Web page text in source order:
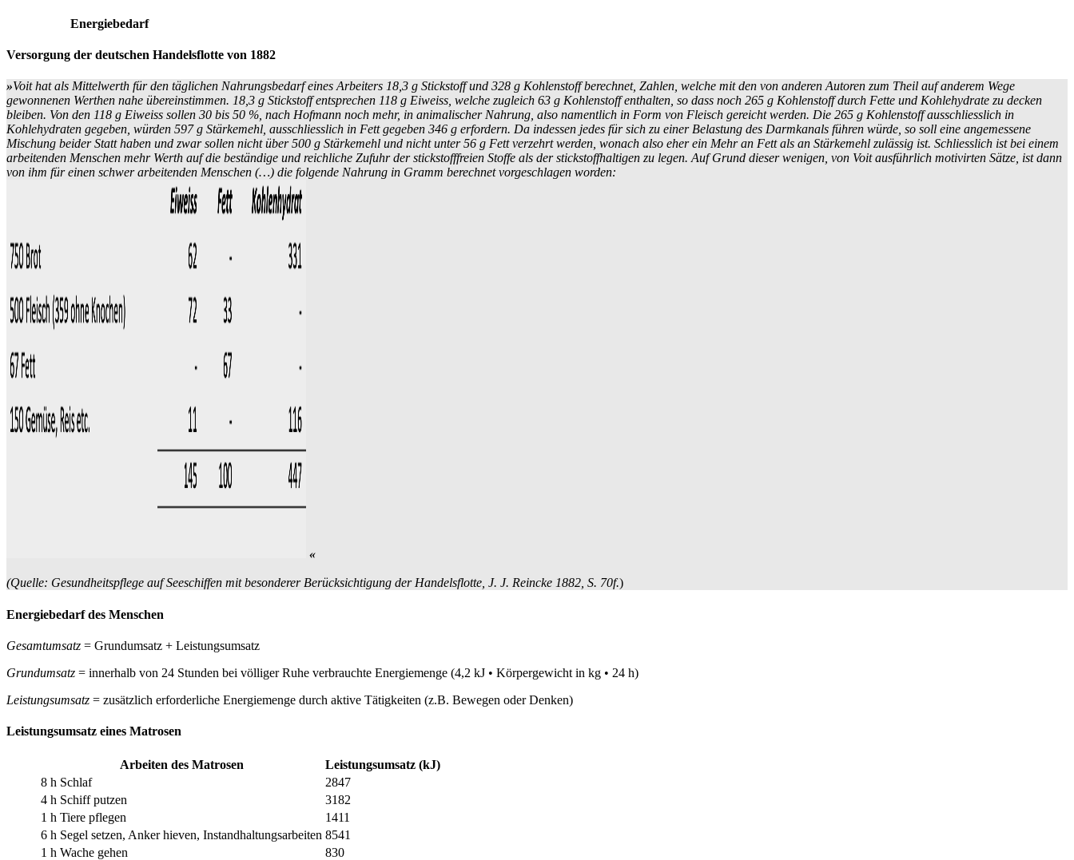
Energiebedarf
Versorgung der deutschen Handelsflotte von 1882
»Voit hat als Mittelwerth für den täglichen Nahrungsbedarf eines Arbeiters 18,3 g Stickstoff und 328 g Kohlenstoff berechnet, Zahlen, welche mit den von anderen Autoren zum Theil auf anderem Wege
gewonnenen Werthen nahe übereinstimmen. 18,3 g Stickstoff entsprechen 118 g Eiweiss, welche zugleich 63 g Kohlenstoff enthalten, so dass noch 265 g Kohlenstoff durch Fette und Kohlehydrate zu decken
bleiben. Von den 118 g Eiweiss sollen 30 bis 50 %, nach Hofmann noch mehr, in animalischer Nahrung, also namentlich in Form von Fleisch gereicht werden. Die 265 g Kohlenstoff ausschliesslich in
Kohlehydraten gegeben, würden 597 g Stärkemehl, ausschliesslich in Fett gegeben 346 g erfordern. Da indessen jedes für sich zu einer Belastung des Darmkanals führen würde, so soll eine angemessene
Mischung beider Statt haben und zwar sollen nicht über 500 g Stärkemehl und nicht unter 56 g Fett verzehrt werden, wonach also eher ein Mehr an Fett als an Stärkemehl zulässig ist. Schliesslich ist bei einem
arbeitenden Menschen mehr Werth auf die beständige und reichliche Zufuhr der stickstofffreien Stoffe als der stickstoffhaltigen zu legen. Auf Grund dieser wenigen, von Voit ausführlich motivirten Sätze, ist dann
von ihm für einen schwer arbeitenden Menschen (…) die folgende Nahrung in Gramm berechnet vorgeschlagen worden:
«
(Quelle: Gesundheitspflege auf Seeschiffen mit besonderer Berücksichtigung der Handelsflotte, J. J. Reincke 1882, S. 70f.)
Energiebedarf des Menschen
Gesamtumsatz = Grundumsatz + Leistungsumsatz
Grundumsatz = innerhalb von 24 Stunden bei völliger Ruhe verbrauchte Energiemenge (4,2 kJ • Körpergewicht in kg • 24 h)
Leistungsumsatz = zusätzlich erforderliche Energiemenge durch aktive Tätigkeiten (z.B. Bewegen oder Denken)
Leistungsumsatz eines Matrosen
Arbeiten des Matrosen
Leistungsumsatz (kJ)
8 h Schlaf
2847
4 h Schiff putzen
3182
1 h Tiere pflegen
1411
6 h Segel setzen, Anker hieven, Instandhaltungsarbeiten 8541
1 h Wache gehen
830